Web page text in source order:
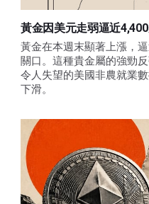
黃金因美元走弱逼近
黃金在本週末顯著上漲，
關口。這種貴金屬的強勁
令人失望的美國非農就業
下滑。